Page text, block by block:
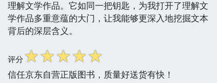
理解文学作品。它如同一把钥匙，为我打开了理解文
学作品多重意蕴的大门，让我能够更深入地挖掘文本
背后的深层含义。
评分☆☆☆☆☆
信任京东自营正版图书，质量好送货有快！